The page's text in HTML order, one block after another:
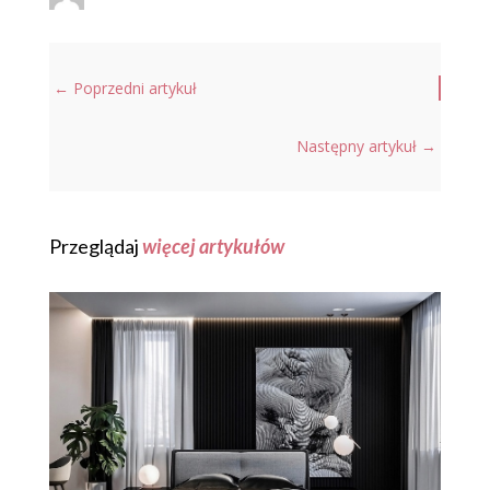
← Poprzedni artykuł
Następny artykuł→
Przeglądajwięcej artykułów